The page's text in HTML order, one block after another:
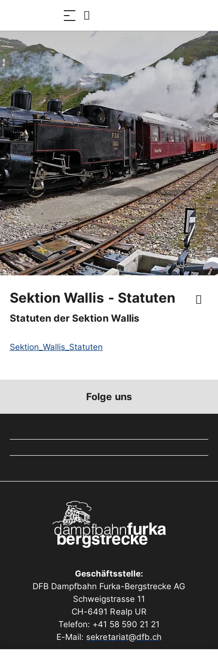
Sektion Wallis - Statuten
Statuten der Sektion Wallis
Sektion_Wallis_Statuten
Folge uns
Geschäftsstelle:
DFB Dampfbahn Furka-Bergstrecke AG
Schweigstrasse 11
CH-6491 Realp UR
Telefon: +41 58 590 21 21
E-Mail: sekretariat@dfb.ch